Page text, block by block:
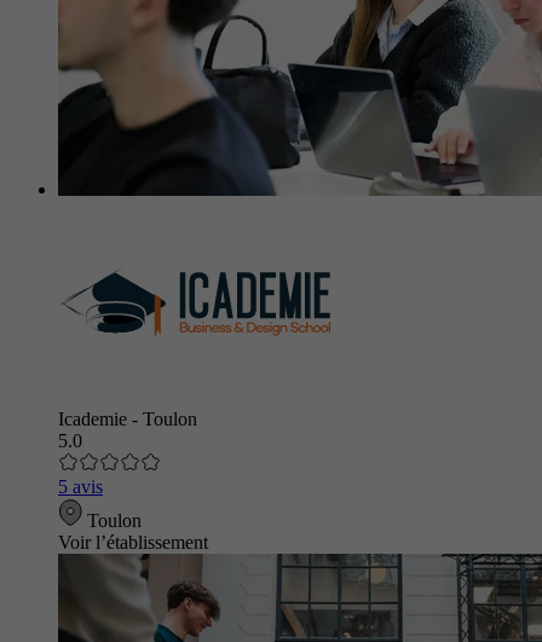
Icademie - Toulon
5.0
5 avis
Toulon
Voir l’établissement